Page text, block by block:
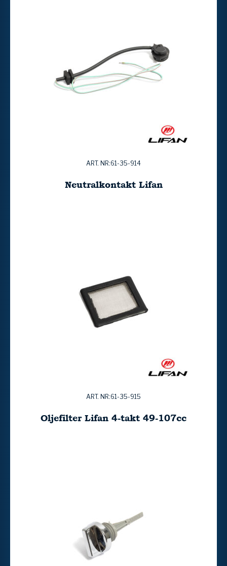
ART. NR:61-35-914
Neutralkontakt Lifan
ART. NR:61-35-915
Oljefilter Lifan 4-takt 49-107cc